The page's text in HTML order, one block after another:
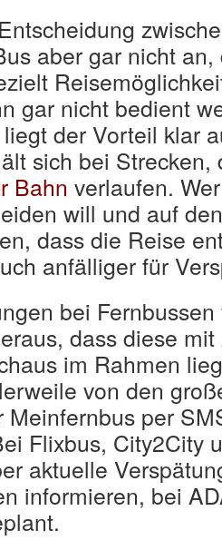
aber gar nicht
gar nicht bedient
der Vorteil klar
sich bei
Bahn verlaufen.
will und auf
dass die Reise
anfälliger für
bei
dass diese
im Rahmen
von den
Meinfernbus per
Flixbus, City2City
aktuelle
informieren, bei